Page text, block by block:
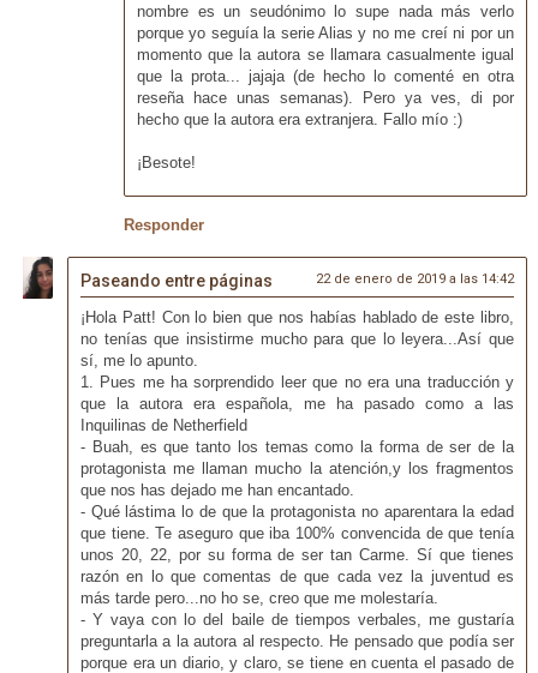
nombre es un seudónimo lo supe nada más verlo
porque yo seguía la serie Alias y no me creí ni por un
momento que la autora se llamara casualmente igual
que la prota... jajaja (de hecho lo comenté en otra
reseña hace unas semanas). Pero ya ves, di por
hecho que la autora era extranjera. Fallo mío :)
¡Besote!
Responder
Paseando entre páginas 22 de enero de 2019 a las 14:42
¡Hola Patt! Con lo bien que nos habías hablado de este libro,
no tenías que insistirme mucho para que lo leyera...Así que
sí, me lo apunto.
1. Pues me ha sorprendido leer que no era una traducción y
que la autora era española, me ha pasado como a las
Inquilinas de Netherfield
- Buah, es que tanto los temas como la forma de ser de la
protagonista me llaman mucho la atención,y los fragmentos
que nos has dejado me han encantado.
- Qué lástima lo de que la protagonista no aparentara la edad
que tiene. Te aseguro que iba 100% convencida de que tenía
unos 20, 22, por su forma de ser tan Carme. Sí que tienes
razón en lo que comentas de que cada vez la juventud es
más tarde pero...no ho se, creo que me molestaría.
- Y vaya con lo del baile de tiempos verbales, me gustaría
preguntarla a la autora al respecto. He pensado que podía ser
porque era un diario, y claro, se tiene en cuenta el pasado de